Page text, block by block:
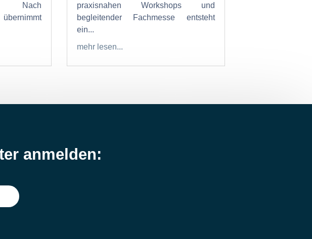
praxisnahen Workshops und
begleitender Fachmesse entsteht
ein...
mehr lesen...
anmelden: